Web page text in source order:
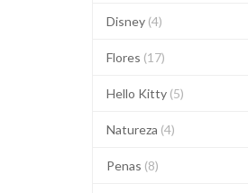
Disney (4)
Flores (17)
Hello Kitty (5)
Natureza (4)
Penas (8)